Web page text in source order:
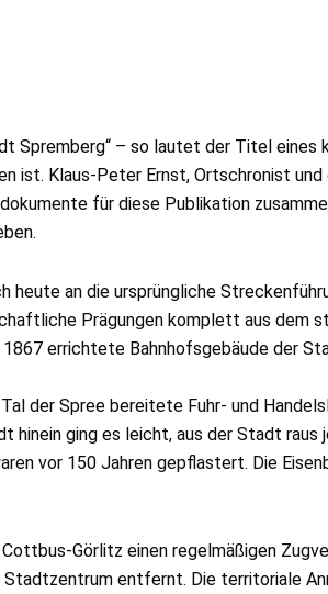
Spremberg“ – so lautet der Titel eines
ist. Klaus-Peter Ernst, Ortschronist und
für diese Publikation
heute an die ursprüngliche
Prägungen komplett aus dem
errichtete Bahnhofsgebäude der
der Spree bereitete Fuhr- und
hinein ging es leicht, aus der Stadt raus
vor 150 Jahren gepflastert. Die
Görlitz einen regelmäßigen
entfernt. Die territoriale